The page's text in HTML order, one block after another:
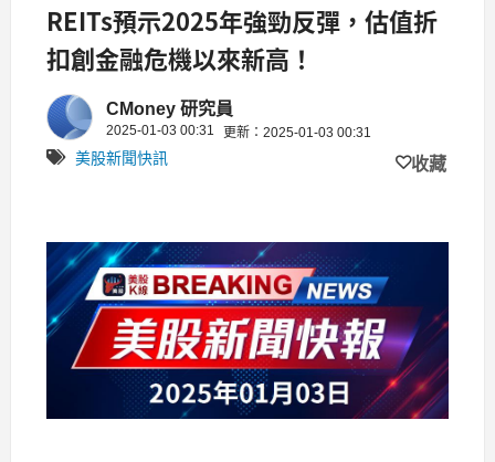
REITs預示2025年強勁反彈，估值折
扣創金融危機以來新高！
CMoney 研究員
2025-01-03 00:31 更新：2025-01-03 00:31
美股新聞快訊 收藏